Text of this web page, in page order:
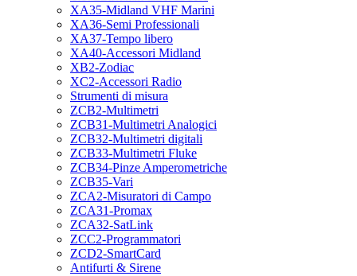
XA35-Midland VHF Marini
XA36-Semi Professionali
XA37-Tempo libero
XA40-Accessori Midland
XB2-Zodiac
XC2-Accessori Radio
Strumenti di misura
ZCB2-Multimetri
ZCB31-Multimetri Analogici
ZCB32-Multimetri digitali
ZCB33-Multimetri Fluke
ZCB34-Pinze Amperometriche
ZCB35-Vari
ZCA2-Misuratori di Campo
ZCA31-Promax
ZCA32-SatLink
ZCC2-Programmatori
ZCD2-SmartCard
Antifurti & Sirene